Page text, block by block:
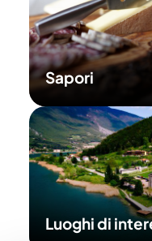
Sapori
Luoghi di